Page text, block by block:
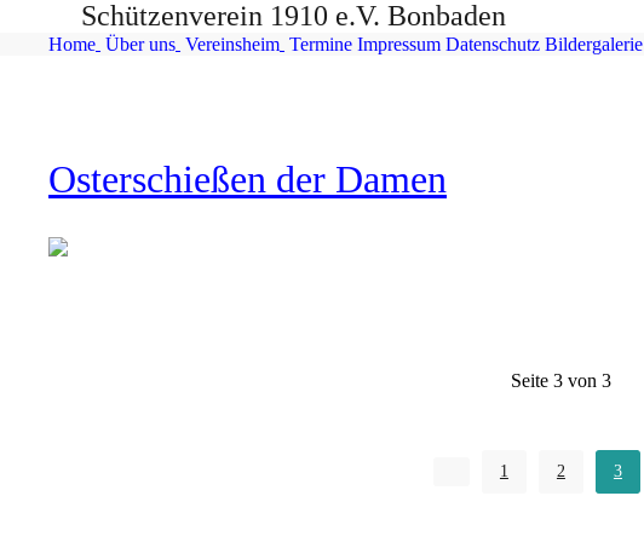
Schützenverein 1910 e.V. Bonbaden
Home Über uns Vereinsheim Termine Impressum Datenschutz Bildergalerie
Osterschießen der Damen
Seite 3 von 3
1 2 3